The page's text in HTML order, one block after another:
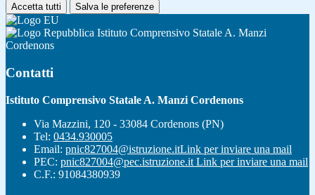
Accetta tutti Salva le preferenze
Istituto Comprensivo Statale A. Manzi
Cordenons
Contatti
Istituto Comprensivo Statale A. Manzi Cordenons
Via Mazzini, 120 - 33084 Cordenons (PN)
Tel: 0434.930005
Email: pnic827004@istruzione.itLink per inviare una mail
PEC: pnic827004@pec.istruzione.it Link per inviare una mail
C.F.: 91084380939